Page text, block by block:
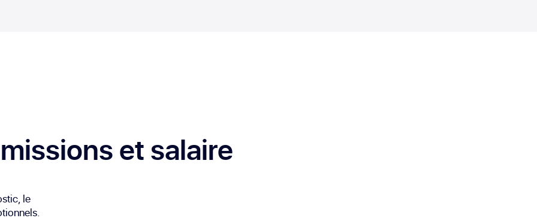
et salaire
le